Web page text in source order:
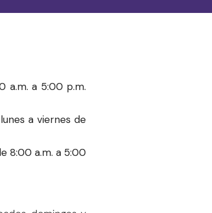
a.m. a 5:00 p.m.
a viernes de
8:00 a.m. a 5:00